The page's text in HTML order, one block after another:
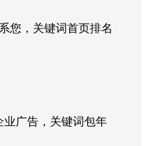
您，关键词首页排名
业广告，关键词包年